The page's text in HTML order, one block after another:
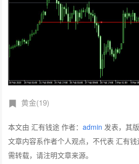
黄金(19)
本文由 汇有钱途 作者：admin 发表，其
文章内容系作者个人观点，不代表 汇有
需转载，请注明文章来源。